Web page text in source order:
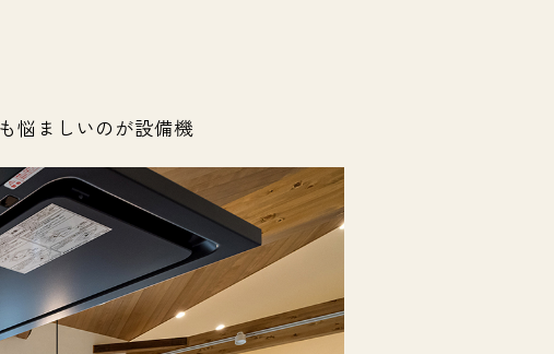
悩ましいのが設備機